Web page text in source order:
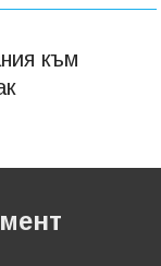
към